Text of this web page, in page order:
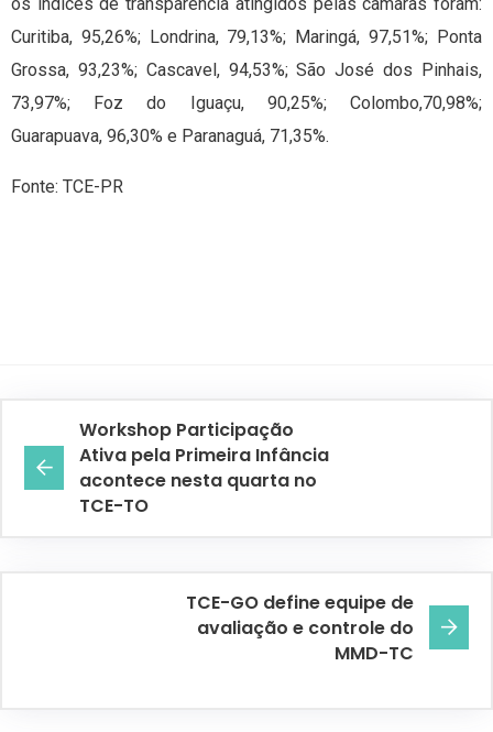
Curitiba, 95,26%; Londrina, 79,13%; Maringá, 97,51%; Ponta
Grossa, 93,23%; Cascavel, 94,53%; São José dos Pinhais,
73,97%; Foz do Iguaçu, 90,25%; Colombo,70,98%;
Guarapuava, 96,30% e Paranaguá, 71,35%.
Fonte: TCE-PR
Workshop Participação
Ativa pela Primeira Infância
acontece nesta quarta no
TCE-TO
TCE-GO define equipe de
avaliação e controle do
MMD-TC